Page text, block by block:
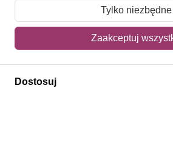
Regulamin
Polityka prywatności
Tylko niezbędne
Zaakceptuj
Dostosuj